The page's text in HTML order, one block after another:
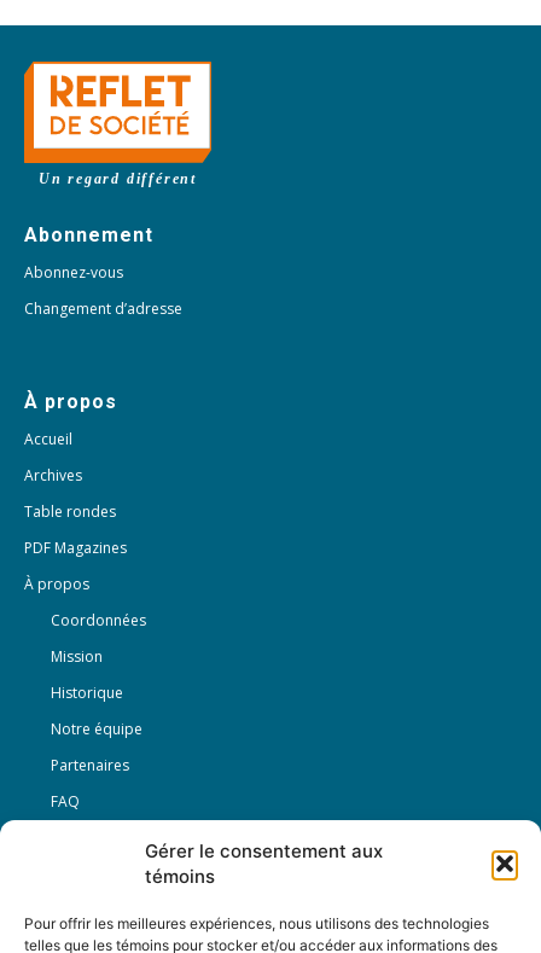
Gérer le consentement aux
témoins
Pour offrir les meilleures expériences, nous utilisons des technologies
telles que les témoins pour stocker et/ou accéder aux informations des
Un regard différent
Abonnement
Abonnez-vous
Changement d’adresse
À propos
Accueil
Archives
Table rondes
PDF Magazines
À propos
Coordonnées
Mission
Historique
Notre équipe
Partenaires
FAQ
Conditions générales